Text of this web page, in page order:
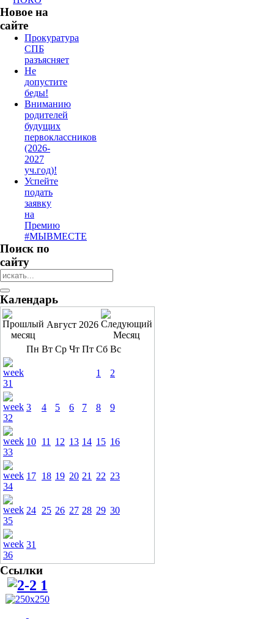
Новое на
сайте
Прокуратура
СПБ
разъясняет
Не
допустите
беды!
Вниманию
родителей
будущих
первоклассников
(2026-
2027
уч.год)!
Успейте
подать
заявку
на
Премию
#МЫВМЕСТЕ
Поиск по
сайту
Календарь
Август 2026
Пн Вт Ср Чт Пт Сб Вс
1 2
3 4 5 6 7 8 9
10 11 12 13 14 15 16
17 18 19 20 21 22 23
24 25 26 27 28 29 30
31
Ссылки